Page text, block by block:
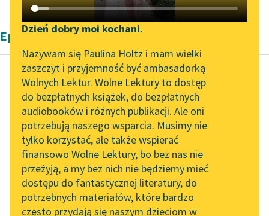
Katalog DAISY
Podkasty o książkach
Zgłoś brak utworu
Aktualności
„Prokurator Alicja Horn”
do słuchania
Byliśmy częścią AI Impact
Lab
Zapraszamy na spotkanie
online z tłumaczkami
literatury skandynawskiej
Spotkanie z Katarzyną
Narzędzia
Mapa Wolnych Lektur
Leśmianator
Przewodnik dla piszących i
czytających
API
OAI-PMH
Dzień dobry moi kochani.
Nazywam się Paulina Holtz i mam wielki
zaszczyt i przyjemność być ambasadorką
Wolnych Lektur. Wolne Lektury to dostęp
do bezpłatnych książek, do bezpłatnych
audiobooków i różnych publikacji. Ale oni
potrzebują naszego wsparcia. Musimy nie
tylko korzystać, ale także wspierać
finansowo Wolne Lektury, bo bez nas nie
przeżyją, a my bez nich nie będziemy mieć
dostępu do fantastycznej literatury, do
potrzebnych materiałów, które bardzo
często przydają się naszym dzieciom w
Epika Starożytność
Autor nieznany
Ze skarbnicy
midraszy
— Zadam ci kilka
zagadek —
powiedziała do
Salomona królowa